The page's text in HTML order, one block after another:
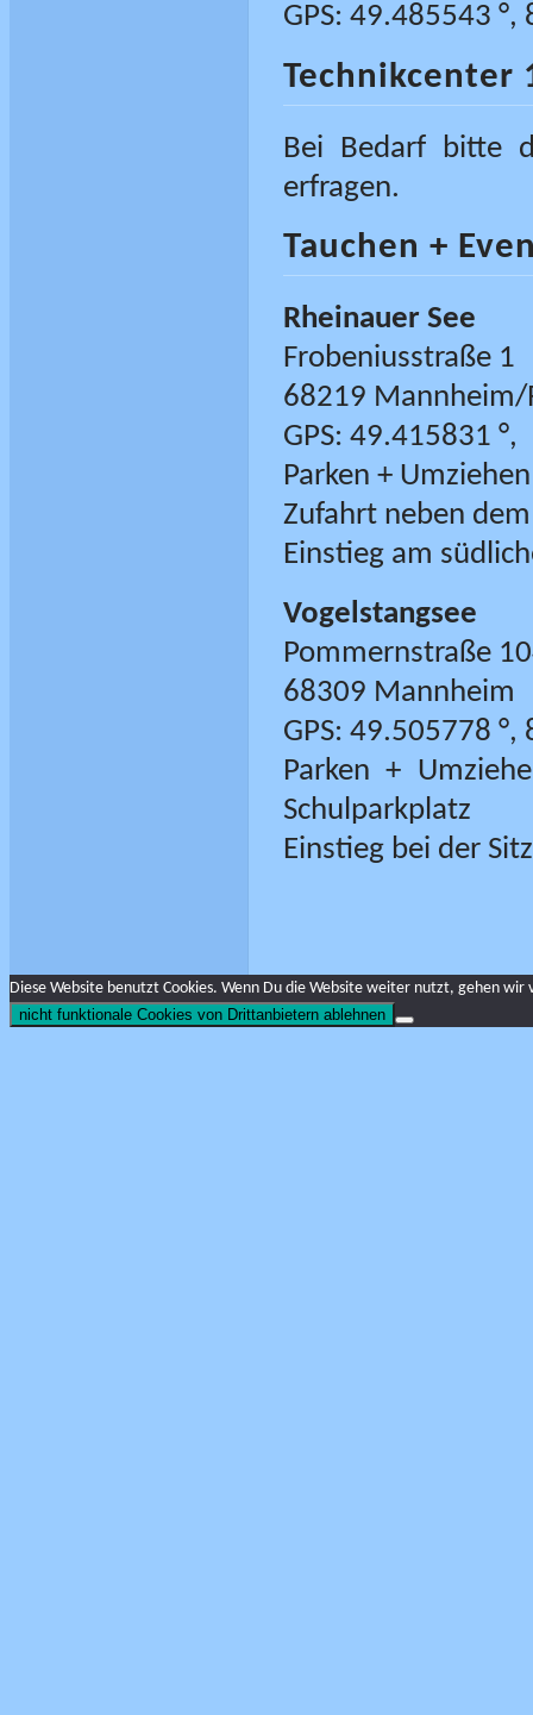
GPS: 49.485543 °,
Technikcenter
Bei Bedarf bitte
erfragen.
Tauchen +
Rheinauer See
Frobeniusstraße 1
68219 Mannheim/
GPS: 49.415831
Parken +
Zufahrt neben
Einstieg am
Vogelstangsee
Pommernstraße
68309 Mannheim
GPS: 49.505778 °,
Parken +
Schulparkplatz
Einstieg bei der
Diese Website benutzt Cookies. Wenn Du die Website weiter nutzt, gehen wir
nicht funktionale Cookies von Drittanbietern ablehnen